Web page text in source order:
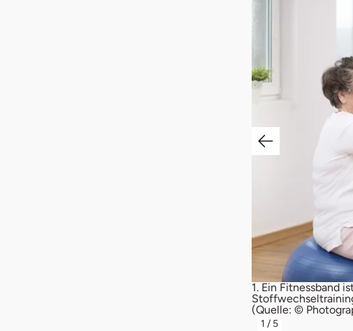
1. Ein Fitnessband
(Quelle: ©
1 / 5